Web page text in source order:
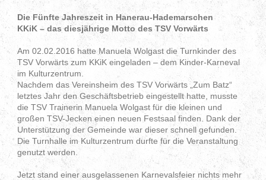
Die Fünfte Jahreszeit in Hanerau-Hademarschen
KKiK – das diesjährige Motto des TSV Vorwärts
Am 02.02.2016 hatte Manuela Wolgast die Turnkinder des
TSV Vorwärts zum KKiK eingeladen – dem Kinder-Karneval
im Kulturzentrum.
Nachdem das Vereinsheim des TSV Vorwärts „Zum Batz“
letztes Jahr den Geschäftsbetrieb eingestellt hatte, musste
die TSV Trainerin Manuela Wolgast für die kleinen und
großen TSV-Jecken einen neuen Festsaal finden. Dank der
Unterstützung der Gemeinde war dieser schnell gefunden.
Die Turnhalle im Kulturzentrum durfte für die Veranstaltung
genutzt werden.
Jetzt stand einer ausgelassenen Karnevalsfeier nichts mehr